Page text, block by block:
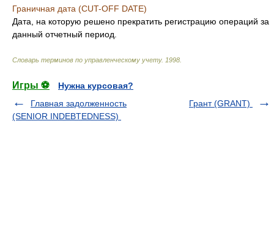
Граничная дата (CUT-OFF DATE)
Дата, на которую решено прекратить регистрацию операций за
данный отчетный период.
Словарь терминов по управленческому учету. 1998
Игры ⚽
Нужна курсовая?
Главная задолженность
(SENIOR INDEBTEDNESS)
Грант (GRANT)